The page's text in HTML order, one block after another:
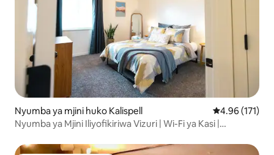
Nyumba ya mjini huko Kalispell Ukadiriaji wa
4.96 (171)
Nyumba ya Mjini Iliyofikiriwa Vizuri | Wi-Fi ya Kasi |